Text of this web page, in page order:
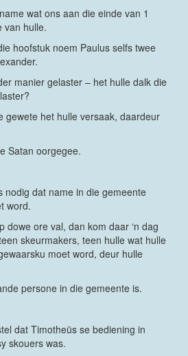
wat ons aan die einde van 1
van hulle.
hoofstuk noem Paulus selfs twee
manier gelaster – het hulle dalk die
gewete het hulle versaak, daardeur
Satan oorgegee.
nodig dat name in die gemeente
word.
dowe ore val, dan kom daar ‘n dag
skeurmakers, teen hulle wat hulle
moet word, deur hulle
persone in die gemeente is.
dat Timotheüs se bediening in
skouers was.